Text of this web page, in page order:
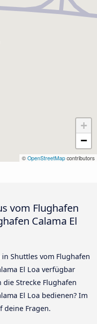
+
−
© OpenStreetMap contributors
vom Flughafen
Calama El
Shuttles vom Flughafen
El Loa verfügbar
Strecke Flughafen
El Loa bedienen? Im
deine Fragen.